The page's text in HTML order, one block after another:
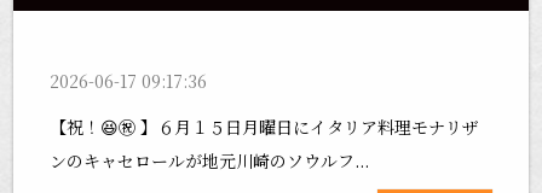
2026-06-17 09:17:36
【祝！😆㊗️ 】６月１５日月曜日にイタリア料理モナリザ
ンのキャセロールが地元川崎のソウルフ...